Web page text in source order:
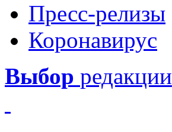
Пресс-релизы
Коронавирус
Выбор редакции